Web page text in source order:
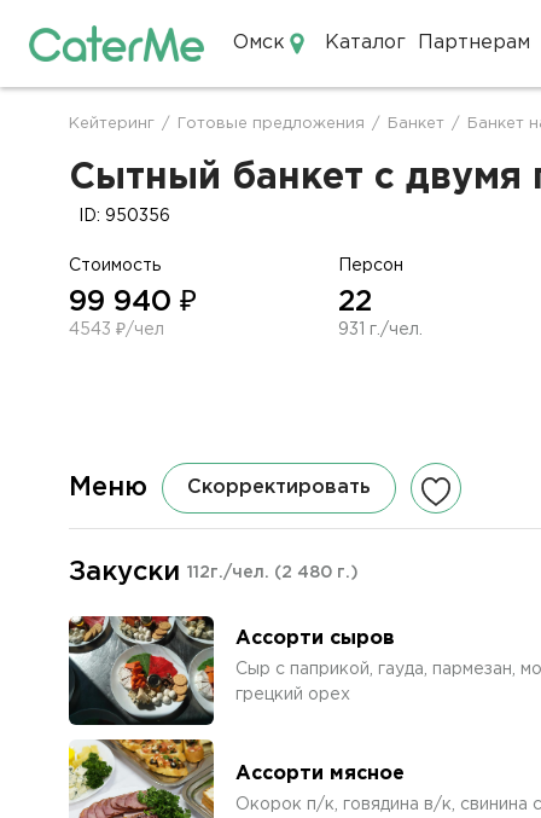
Омск Каталог Партнерам
Строка
навигации
Кейтеринг / Готовые предложения / Банкет / Банкет
Сытный банкет с двумя
ID: 950356
Стоимость
99 940 ₽
4543 ₽/чел
Персон
22
931 г./чел.
Меню Скорректировать
Закуски 112г./чел. (2 480 г.)
Ассорти сыров
Сыр с паприкой, гауда, пармезан,
грецкий орех
Ассорти мясное
Окорок п/к, говядина в/к, свинина